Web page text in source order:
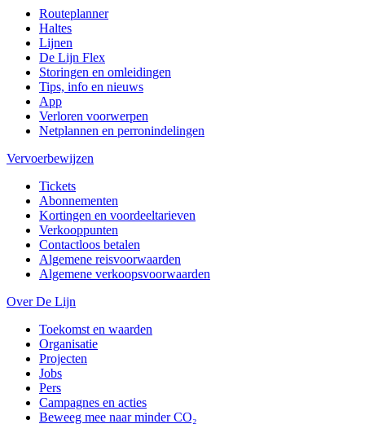
Routeplanner
Haltes
Lijnen
De Lijn Flex
Storingen en omleidingen
Tips, info en nieuws
App
Verloren voorwerpen
Netplannen en perronindelingen
Vervoerbewijzen
Tickets
Abonnementen
Kortingen en voordeeltarieven
Verkooppunten
Contactloos betalen
Algemene reisvoorwaarden
Algemene verkoopsvoorwaarden
Over De Lijn
Toekomst en waarden
Organisatie
Projecten
Jobs
Pers
Campagnes en acties
Beweeg mee naar minder CO₂